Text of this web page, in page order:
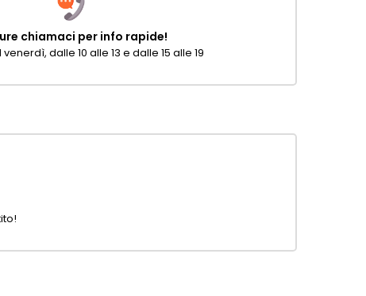
chiamaci per info rapide!
dalle 10 alle 13 e dalle 15 alle 19